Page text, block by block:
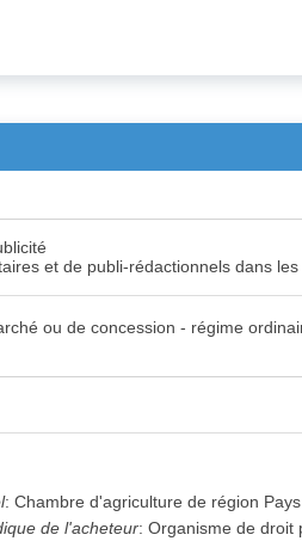
et de publi-rédactionnels dans
ou de concession - régime
:Chambre d'agriculture de région
de l'acheteur:Organisme de droit